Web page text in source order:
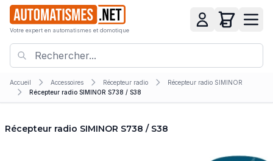
Votre expert en automatismes et domotique
Accueil Accessoires Récepteur radio
Récepteur radio SIMINOR
Récepteur radio SIMINOR S738 / S38
Récepteur radio SIMINOR S738 / S38